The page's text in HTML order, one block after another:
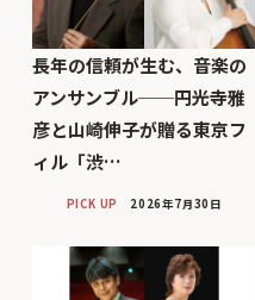
長年の信頼が生む、音楽の
アンサンブル──円光寺雅
彦と山崎伸子が贈る東京フ
ィル「渋…
PICK UP 2026年7月30日